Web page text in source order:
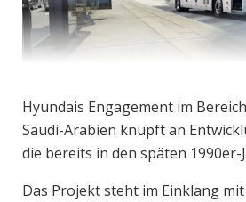
Hyundais Engagement im
Saudi-Arabien knüpft an
die bereits in den späten 1990er-
Das Projekt steht im Einklang